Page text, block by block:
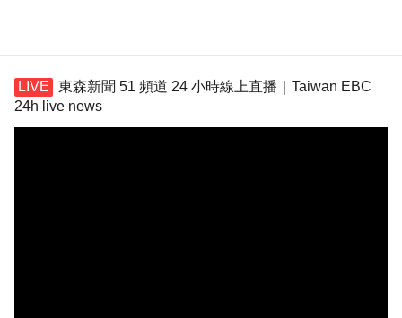
東森新聞 51 頻道 24 小時線上直播｜Taiwan EBC
24h live news